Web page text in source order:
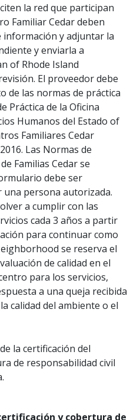
la red que participan
Familiar Cedar deben
y adjuntar la
y enviarla a
of Rhode Island
El proveedor debe
de las normas de práctica
Práctica de la Oficina
Humanos del Estado of
Familiares Cedar
Las Normas de
Familias Cedar se
debe ser
persona autorizada.
a cumplir con las
cada 3 años a partir
para continuar como
se reserva el
de calidad en el
para los servicios,
a una queja recibida
calidad del ambiente o el
la certificación del
de responsabilidad civil
y cobertura de